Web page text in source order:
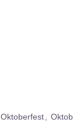
Oktoberfest